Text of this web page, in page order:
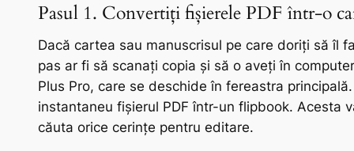
Pasul 1. Convertiți fișierele PDF într-o
Dacă cartea sau manuscrisul pe care doriți să îl
pas ar fi să scanați copia și să o aveți în
Plus Pro, care se deschide în fereastra
instantaneu fișierul PDF într-un flipbook. Acesta
căuta orice cerințe pentru editare.